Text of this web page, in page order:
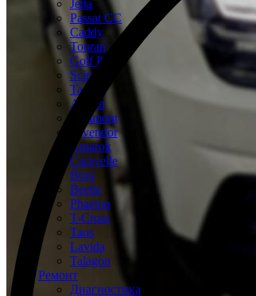
Jetta
Passat CC
Caddy
Touran
Golf Plus
Scirocco
Tayron
Arteon
Teramont
Tavendor
Amarok
Caravelle
Bora
Beetle
Phaeton
T-Cross
Taos
Lavida
Talagon
Ремонт
Диагностика